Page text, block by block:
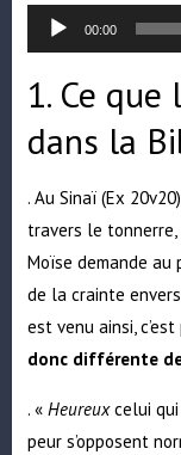
Lecteur
audio 00:00
1. Ce
dans la
. Au Sinaï (Ex
travers le
Moïse demande au
de la crainte
est venu ainsi,
donc différente
. «Heureuxcelui
peur s’opposent